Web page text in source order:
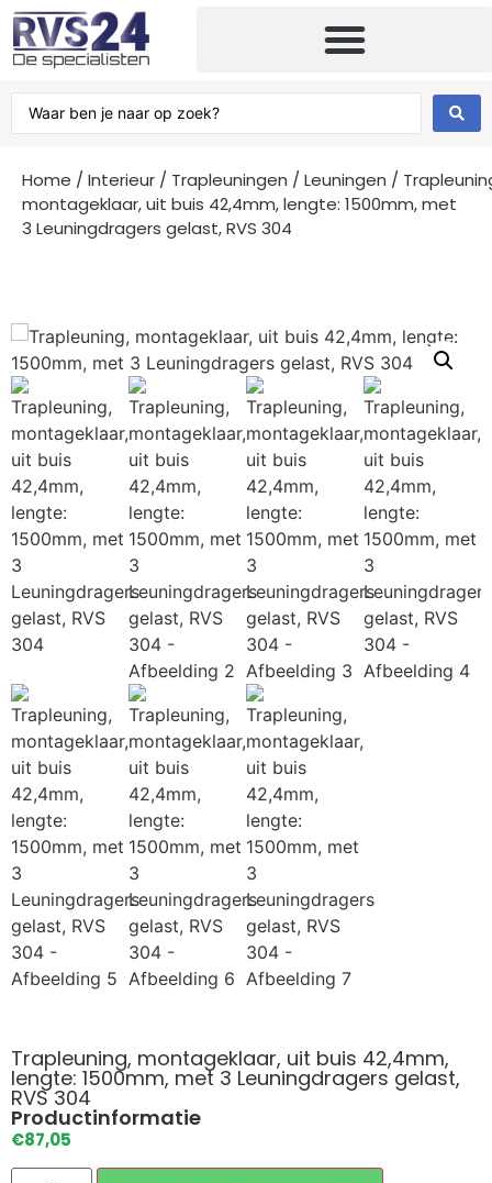
Home /Interieur / Trapleuningen /Leuningen /
montageklaar, uit buis 42,4mm, lengte: 1500mm, met
3 Leuningdragers gelast, RVS 304
Trapleuning, montageklaar, uit buis 42,4mm,
lengte: 1500mm, met 3 Leuningdragers gelast,
RVS 304
Productinformatie
€87,05